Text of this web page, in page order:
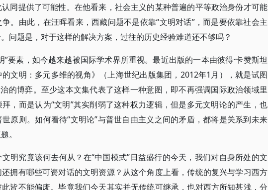
同提供了可能性。在他看来，社会主义的某种普遍的平等政治身份才可能
。由此，在汪晖看来，西藏问题不是依靠“文明对话”，而是要依靠社会主
问题是，对于这样的解决方案，过往的历史经验难道还不够吗？
”要素，如今越来越被国际学术界所重视。最近出版的一本由彼得·卡赞斯坦
文明：多元多维的视角》（上海世纪出版集团，2012年1月），就是试图
的博弈。至少这本文集代表了这样一种意图，即不再强调国际政治领域里
，而是认为“文明”其实削弱了这种权力逻辑，但是多元文明论的产生，也
原则。如何看待“文明论”与普世自由主义之间的矛盾，都将是关系到未来
。
明究竟该何去何从？在“中国模式”日益盛行的今天，我们对自身所处的文
拥有哪些可资对话的文明资源？从这个角度上看，传统的复兴与学习西方
皆不能偏废。毕竟我们今天其实并无传统可继承，也对西方所知甚浅，分